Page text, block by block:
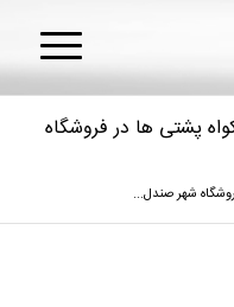
پشتی ها در فروشگاه
شهر صندل...